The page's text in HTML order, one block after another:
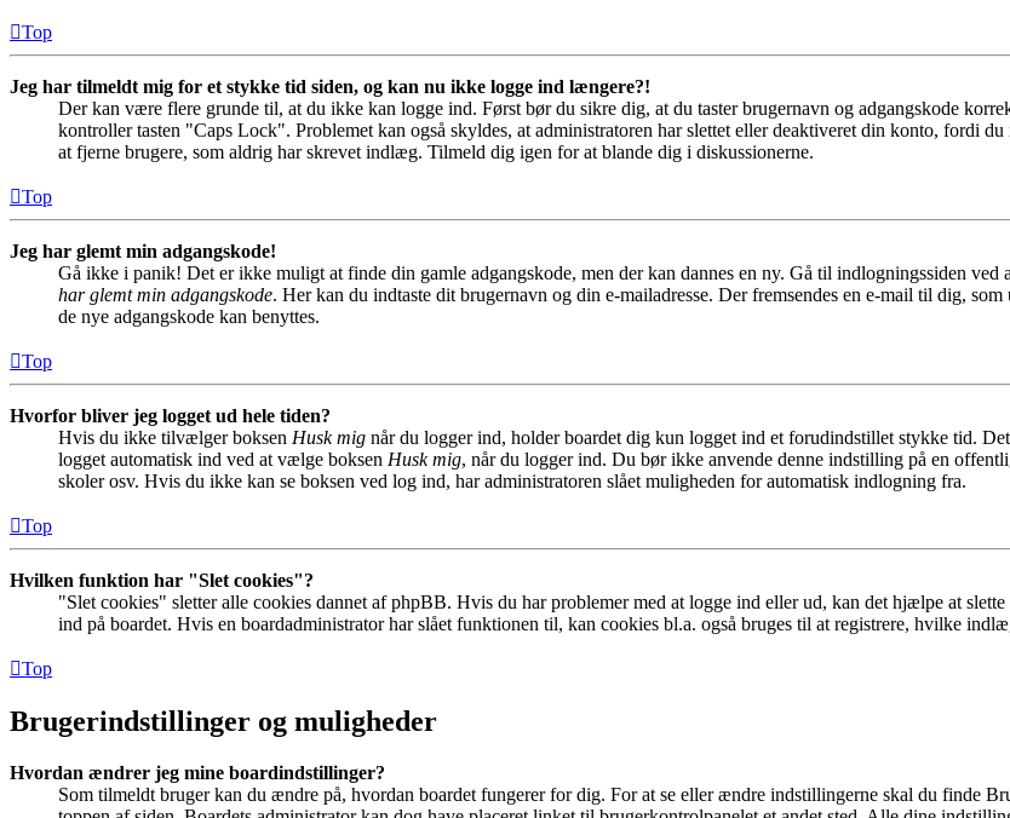
Top
Jeg har tilmeldt mig for et stykke tid siden, og kan nu ikke logge ind længere?!
Der kan være flere grunde til, at du ikke kan logge ind. Først bør du sikre dig, at du taster brugernavn og adgangskode
kontroller tasten "Caps Lock". Problemet kan også skyldes, at administratoren har slettet eller deaktiveret din konto, fordi
at fjerne brugere, som aldrig har skrevet indlæg. Tilmeld dig igen for at blande dig i diskussionerne.
Top
Jeg har glemt min adgangskode!
Gå ikke i panik! Det er ikke muligt at finde din gamle adgangskode, men der kan dannes en ny. Gå til indlogningssiden ved
har glemt min adgangskode. Her kan du indtaste dit brugernavn og din e-mailadresse. Der fremsendes en e-mail til dig,
de nye adgangskode kan benyttes.
Top
Hvorfor bliver jeg logget ud hele tiden?
Hvis du ikke tilvælger boksen Husk mig når du logger ind, holder boardet dig kun logget ind et forudindstillet stykke tid.
logget automatisk ind ved at vælge boksen Husk mig, når du logger ind. Du bør ikke anvende denne indstilling på en
skoler osv. Hvis du ikke kan se boksen ved log ind, har administratoren slået muligheden for automatisk indlogning fra.
Top
Hvilken funktion har "Slet cookies"?
"Slet cookies" sletter alle cookies dannet af phpBB. Hvis du har problemer med at logge ind eller ud, kan det hjælpe at
ind på boardet. Hvis en boardadministrator har slået funktionen til, kan cookies bl.a. også bruges til at registrere, hvilke
Top
Brugerindstillinger og muligheder
Hvordan ændrer jeg mine boardindstillinger?
Som tilmeldt bruger kan du ændre på, hvordan boardet fungerer for dig. For at se eller ændre indstillingerne skal du finde